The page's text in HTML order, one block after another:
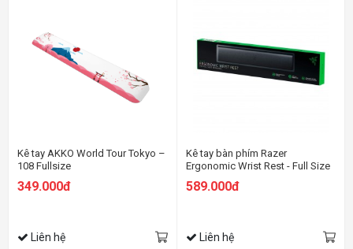
Kê tay AKKO World Tour Tokyo –
108 Fullsize
349.000đ
Liên hệ
Kê tay bàn phím Razer
Ergonomic Wrist Rest - Full Size
KYB (not Pro)
589.000đ
Liên hệ